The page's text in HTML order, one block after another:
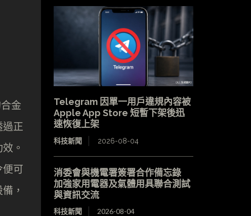
金
過正
。
便可
，
Telegram 因單一用戶違規內容被
Apple App Store 短暫下架後迅
速恢復上架
科技新聞 2026-08-04
消委會與機電署簽署合作備忘錄
加強家用電器及氣體用具聯合測試
與資訊交流
科技新聞 2026-08-04